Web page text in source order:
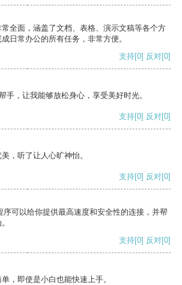
全面，涵盖了文档、表格、演示文稿等各个方
日常办公的所有任务，非常方便。
支持[0] 反对[0]
手，让我能够放松身心，享受美好时光。
支持[0] 反对[0]
，听了让人心旷神怡。
支持[0] 反对[0]
序可以给你提供最高速度和安全性的连接，并帮
支持[0] 反对[0]
，即使是小白也能快速上手。